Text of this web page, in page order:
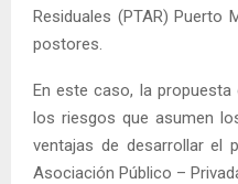
Residuales (PTAR) Puerto
postores.
En este caso, la
los riesgos que asumen
ventajas de desarrollar el
Asociación Público –